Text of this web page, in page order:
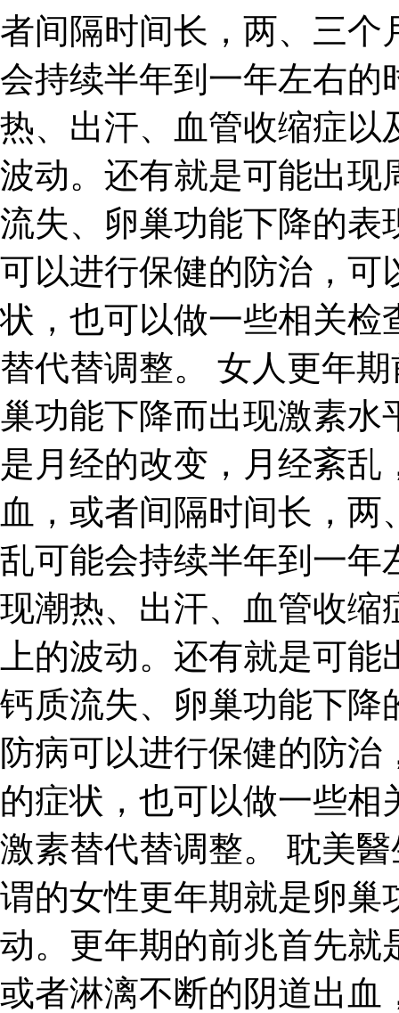
者间隔时间长，两、三个
会持续半年到一年左右的
热、出汗、血管收缩症以
波动。还有就是可能出现
流失、卵巢功能下降的表
可以进行保健的防治，可
状，也可以做一些相关检
替代替调整。 女人更年
巢功能下降而出现激素水
是月经的改变，月经紊
血，或者间隔时间长，
乱可能会持续半年到一年
现潮热、出汗、血管收缩
上的波动。还有就是可
钙质流失、卵巢功能下降
防病可以进行保健的防
的症状，也可以做一些
激素替代替调整。 耽美
谓的女性更年期就是卵巢
动。更年期的前兆首先就
或者淋漓不断的阴道出血